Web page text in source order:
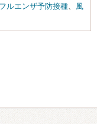
ルエンザ予防接種
風